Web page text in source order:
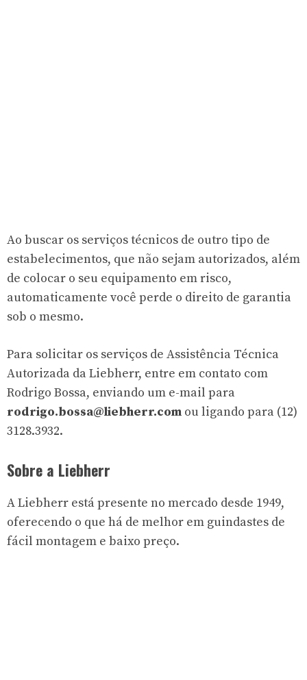
Ao buscar os serviços técnicos de outro tipo de
estabelecimentos, que não sejam autorizados, além
de colocar o seu equipamento em risco,
automaticamente você perde o direito de garantia
sob o mesmo.
Para solicitar os serviços de Assistência Técnica
Autorizada da Liebherr, entre em contato com
Rodrigo Bossa, enviando um e-mail para
rodrigo.bossa@liebherr.com ou ligando para (12)
3128.3932.
Sobre a Liebherr
A Liebherr está presente no mercado desde 1949,
oferecendo o que há de melhor em guindastes de
fácil montagem e baixo preço.